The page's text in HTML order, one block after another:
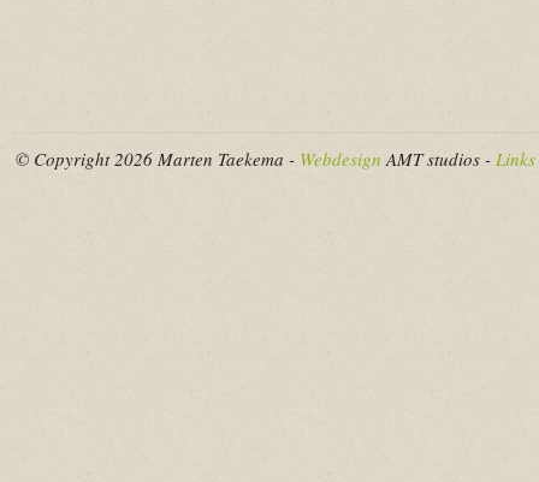
© Copyright 2026 Marten Taekema - Webdesign AMT studios - Links